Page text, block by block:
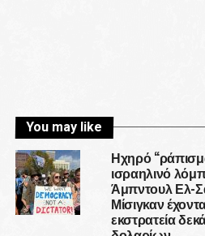
You may like
Ηχηρό
ισραηλινό
Άμπντουλ Ελ-
Μίσιγκαν
εκστρατεία